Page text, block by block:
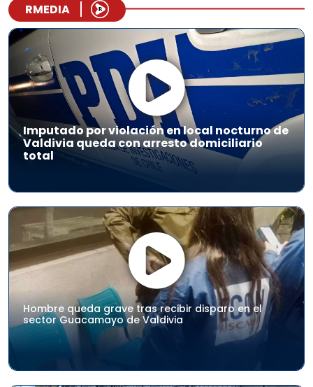
RMEDIA
Imputado por violación en local nocturno de
Valdivia queda con arresto domiciliario
total
Hombre queda grave tras recibir disparo en el
sector Guacamayo de Valdivia